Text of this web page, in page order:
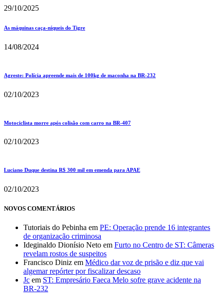
29/10/2025
As máquinas caça-níqueis do Tigre
14/08/2024
Agreste: Polícia apreende mais de 100kg de maconha na BR-232
02/10/2023
Motociclista morre após colisão com carro na BR-407
02/10/2023
Luciano Duque destina R$ 300 mil em emenda para APAE
02/10/2023
NOVOS COMENTÁRIOS
Tutoriais do Pebinha em PE: Operação prende 16 integrantes
de organização criminosa
Ideginaldo Dionísio Neto em Furto no Centro de ST: Câmeras
revelam rostos de suspeitos
Francisco Diniz em Médico dar voz de prisão e diz que vai
algemar repórter por fiscalizar descaso
Jc em ST: Empresário Faeca Melo sofre grave acidente na
BR-232